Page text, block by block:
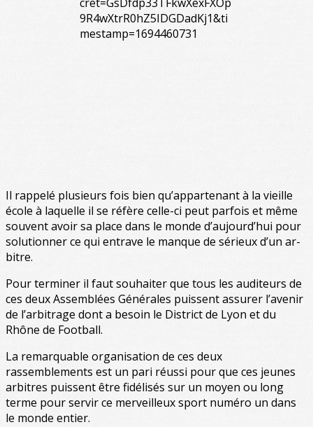
Il rappelé plusieurs fois bien qu’appartenant à la vieille
école à laquelle il se réfère celle-ci peut parfois et même
souvent avoir sa place dans le monde d’aujourd’hui pour
solutionner ce qui entrave le manque de sérieux d’un ar-
bitre.
Pour terminer il faut souhaiter que tous les auditeurs de
ces deux Assemblées Générales puissent assurer l’avenir
de l’arbitrage dont a besoin le District de Lyon et du
Rhône de Football.
La remarquable organisation de ces deux
rassemblements est un pari réussi pour que ces jeunes
arbitres puissent être fidélisés sur un moyen ou long
terme pour servir ce merveilleux sport numéro un dans
le monde entier.